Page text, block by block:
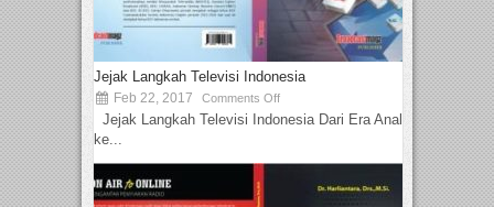
Jejak Langkah Televisi Indonesia
Feb 22, 2017 Comments Off
Jejak Langkah Televisi Indonesia Dari Era Analog
ke...